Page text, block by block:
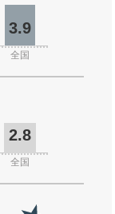
3.9
全国
2.8
全国